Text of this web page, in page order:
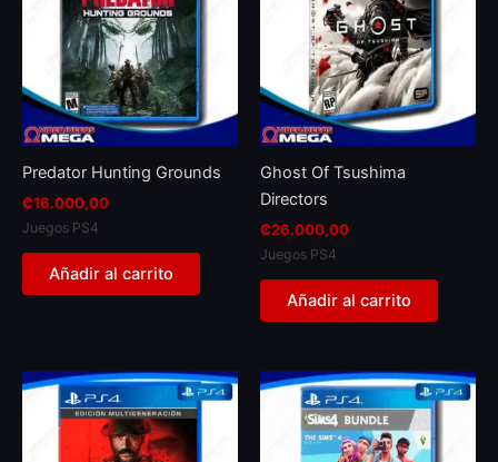
Predator Hunting Grounds
₡16.000,00
Juegos PS4
Añadir al carrito
Ghost Of Tsushima
Directors
₡26.000,00
Juegos PS4
Añadir al carrito